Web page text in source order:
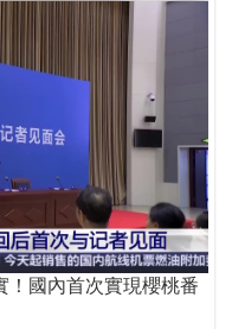
！國內首次實現櫻桃番